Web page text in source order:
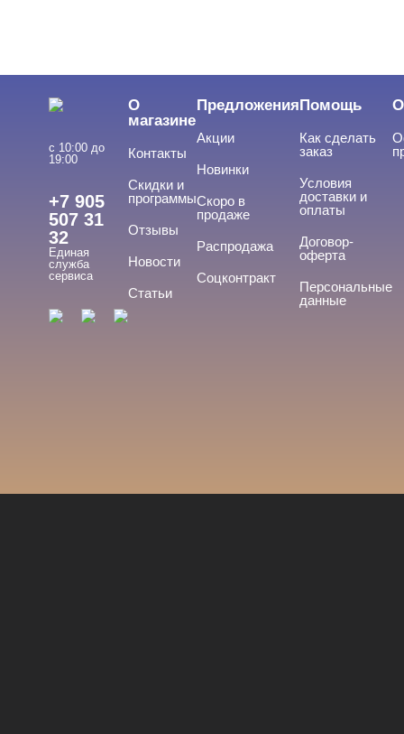
с 10:00 до
19:00
+7 905
507 31
32
Единая
служба
сервиса
О
магазине
Контакты
Скидки и
программы
Отзывы
Новости
Статьи
Предложения
Акции
Новинки
Скоро в
продаже
Распродажа
Соцконтракт
Помощь
Как сделать
заказ
Условия
доставки и
оплаты
Договор-
оферта
Персональные
данные